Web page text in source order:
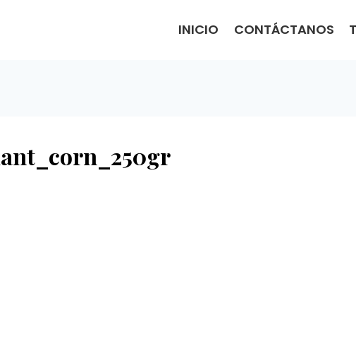
INICIO CONTÁCTANOS